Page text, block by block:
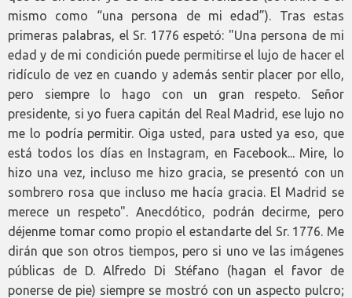
mismo como “una persona de mi edad”). Tras estas
primeras palabras, el Sr. 1776 espetó: "Una persona de mi
edad y de mi condición puede permitirse el lujo de hacer el
ridículo de vez en cuando y además sentir placer por ello,
pero siempre lo hago con un gran respeto. Señor
presidente, si yo fuera capitán del Real Madrid, ese lujo no
me lo podría permitir. Oiga usted, para usted ya eso, que
está todos los días en Instagram, en Facebook... Mire, lo
hizo una vez, incluso me hizo gracia, se presentó con un
sombrero rosa que incluso me hacía gracia. El Madrid se
merece un respeto". Anecdótico, podrán decirme, pero
déjenme tomar como propio el estandarte del Sr. 1776. Me
dirán que son otros tiempos, pero si uno ve las imágenes
públicas de D. Alfredo Di Stéfano (hagan el favor de
ponerse de pie) siempre se mostró con un aspecto pulcro;